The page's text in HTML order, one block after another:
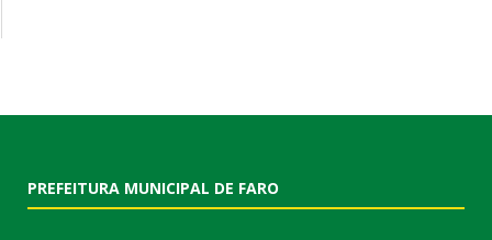
PREFEITURA MUNICIPAL DE FARO